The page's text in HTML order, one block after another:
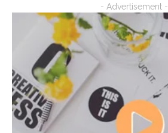
- Advertisement -